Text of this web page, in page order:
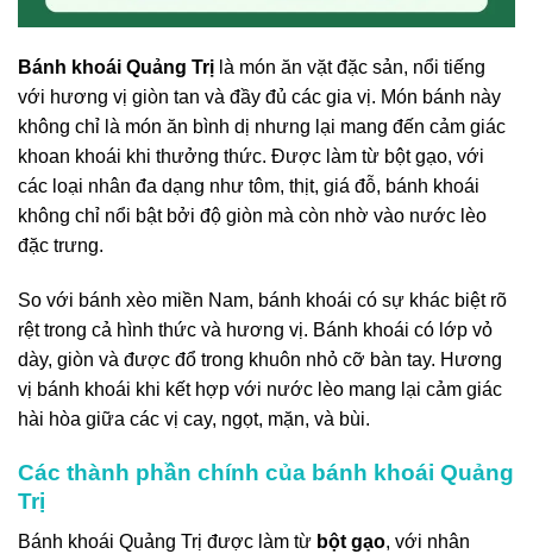
Bánh khoái Quảng Trị là món ăn vặt đặc sản, nổi tiếng
với hương vị giòn tan và đầy đủ các gia vị. Món bánh này
không chỉ là món ăn bình dị nhưng lại mang đến cảm giác
khoan khoái khi thưởng thức. Được làm từ bột gạo, với
các loại nhân đa dạng như tôm, thịt, giá đỗ, bánh khoái
không chỉ nổi bật bởi độ giòn mà còn nhờ vào nước lèo
đặc trưng.
So với bánh xèo miền Nam, bánh khoái có sự khác biệt rõ
rệt trong cả hình thức và hương vị. Bánh khoái có lớp vỏ
dày, giòn và được đổ trong khuôn nhỏ cỡ bàn tay. Hương
vị bánh khoái khi kết hợp với nước lèo mang lại cảm giác
hài hòa giữa các vị cay, ngọt, mặn, và bùi.
Các thành phần chính của bánh khoái Quảng
Trị
Bánh khoái Quảng Trị được làm từ bột gạo, với nhân